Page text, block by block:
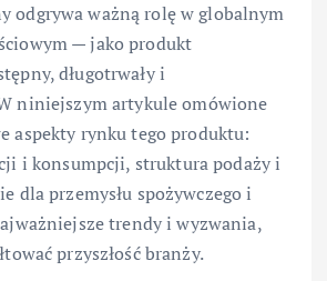
odgrywa ważną rolę w globalnym
— jako produkt
długotrwały i
niniejszym artykule omówione
aspekty rynku tego produktu:
i konsumpcji, struktura podaży i
dla przemysłu spożywczego i
trendy i wyzwania,
przyszłość branży.